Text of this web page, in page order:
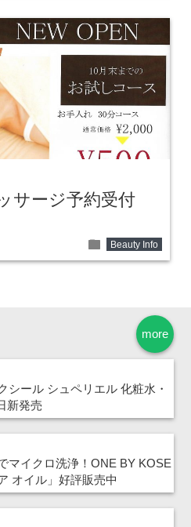
サージ予約受付
folder Beauty Info
more
シール シュペリエル 化粧水・
新発売
マイクロ洗浄！ONE BY KOSE
オイル」好評販売中